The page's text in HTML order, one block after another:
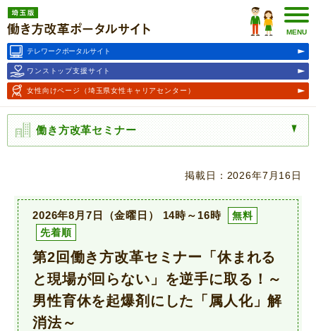
埼玉版働き方改革ポータルサ
イト
MENU
テレワークポータルサイト
ワンストップ支援サイト
女性向けページ （埼玉県女性キャリアセンター）
働き方改革セミナー
掲載日：2026年7月16日
2026年8月7日（金曜日） 14時～16時
無料
先着順
第2回働き方改革セミナー「休まれる
と現場が回らない」を逆手に取る！～
男性育休を起爆剤にした「属人化」解
消法～